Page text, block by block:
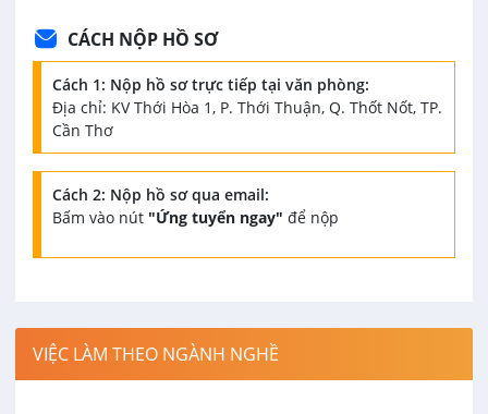
CÁCH NỘP HỒ SƠ
Cách 1: Nộp hồ sơ trực tiếp tại văn phòng:
Địa chỉ: KV Thới Hòa 1, P. Thới Thuận, Q. Thốt Nốt, TP.
Cần Thơ
Cách 2: Nộp hồ sơ qua email:
Bấm vào nút "Ứng tuyển ngay" để nộp
VIỆC LÀM THEO NGÀNH NGHỀ